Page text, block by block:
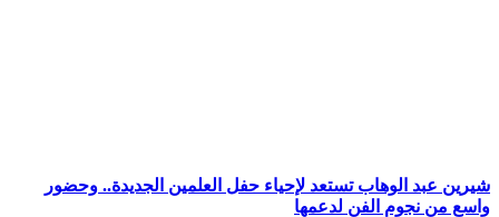
شيرين عبد الوهاب تستعد لإحياء حفل العلمين الجديدة.. وحضور
واسع من نجوم الفن لدعمها